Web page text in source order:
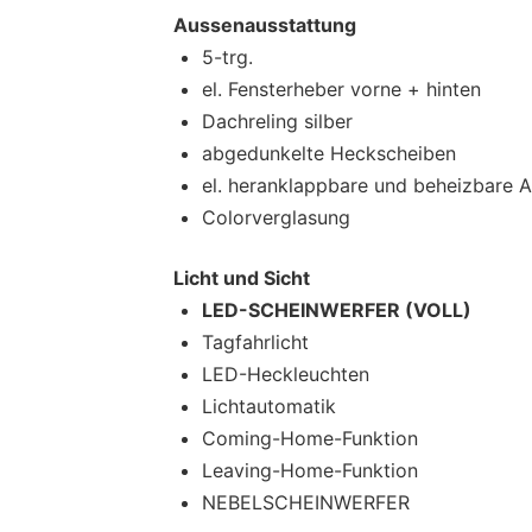
Aussenausstattung
5-trg.
el. Fensterheber vorne + hinten
Dachreling silber
abgedunkelte Heckscheiben
el. heranklappbare und beheizbare
Colorverglasung
Licht und Sicht
LED-SCHEINWERFER (VOLL)
Tagfahrlicht
LED-Heckleuchten
Lichtautomatik
Coming-Home-Funktion
Leaving-Home-Funktion
NEBELSCHEINWERFER